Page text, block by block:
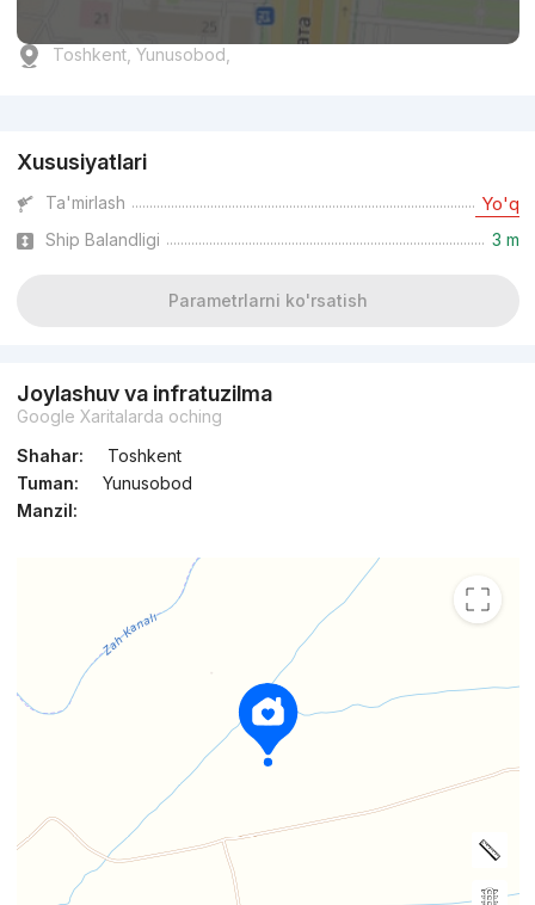
Toshkent, Yunusobod,
Xususiyatlari
Ta'mirlash Yo'q
Ship Balandligi 3 m
Parametrlarni ko'rsatish
Joylashuv va infratuzilma
Google Xaritalarda oching
Shahar:
Toshkent
Tuman:
Yunusobod
Manzil: